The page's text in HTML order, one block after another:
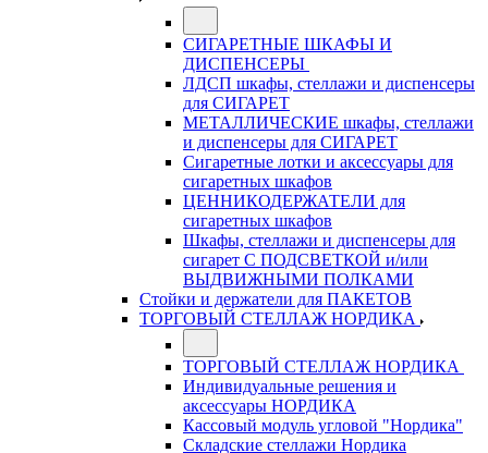
СИГАРЕТНЫЕ ШКАФЫ И
ДИСПЕНСЕРЫ
ЛДСП шкафы, стеллажи и диспенсеры
для СИГАРЕТ
МЕТАЛЛИЧЕСКИЕ шкафы, стеллажи
и диспенсеры для СИГАРЕТ
Сигаретные лотки и аксессуары для
сигаретных шкафов
ЦЕННИКОДЕРЖАТЕЛИ для
сигаретных шкафов
Шкафы, стеллажи и диспенсеры для
сигарет С ПОДСВЕТКОЙ и/или
ВЫДВИЖНЫМИ ПОЛКАМИ
Стойки и держатели для ПАКЕТОВ
ТОРГОВЫЙ СТЕЛЛАЖ НОРДИКА
ТОРГОВЫЙ СТЕЛЛАЖ НОРДИКА
Индивидуальные решения и
аксессуары НОРДИКА
Кассовый модуль угловой "Нордика"
Складские стеллажи Нордика